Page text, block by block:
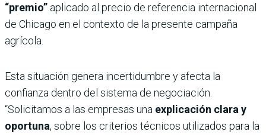
“premio” aplicado al precio de referencia internacional
de Chicago en el contexto de la presente campaña
agrícola.
Esta situación genera incertidumbre y afecta la
confianza dentro del sistema de negociación.
“Solicitamos a las empresas una explicación clara y
oportuna, sobre los criterios técnicos utilizados para la